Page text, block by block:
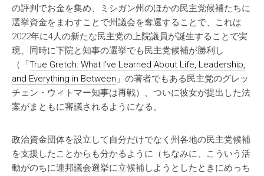
の評判でお金を集め、ミシガン州のほかの民主党候補たちに
選挙資金をまわすことで州議会を奪還することで、これは
2022年に4人の新たな民主党の上院議員が誕生することで実
現、同時に下院と知事の選挙でも民主党候補が勝利し
（「True Gretch: What I’ve Learned About Life, Leadership,
and Everything in Between 」の著者でもある民主党のグレッ
チェン・ウィトマー知事は再戦）、ついに彼女が提出した法
案がまともに審議されるようになる。
政治資金団体を設立して自分だけでなく州各地の民主党候補
を支援したことからも分かるように（ちなみに、こういう活
動がのちに連邦議会選挙に立候補しようとしたときにめっち